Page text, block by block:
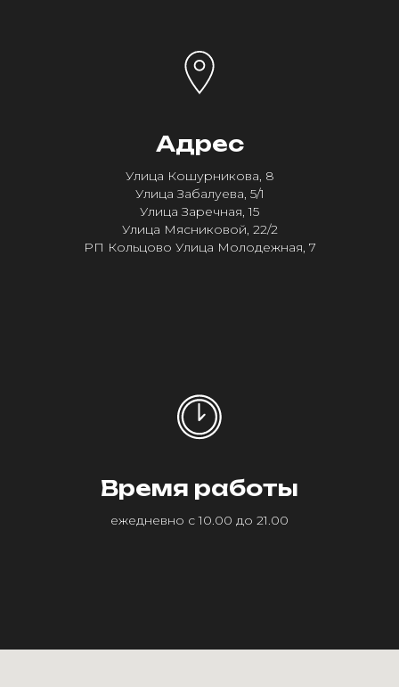
Адрес
Улица Кошурникова, 8
Улица Забалуева, 5/1
Улица Заречная, 15
Улица Мясниковой, 22/2
РП Кольцово Улица Молодежная, 7
Время работы
ежедневно с 10.00 до 21.00